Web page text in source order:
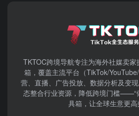
TKTOC跨境导航​专注为海外社媒卖
箱，覆盖主流平台（TikTok/
营、直播、广告投放、数据分析及变
态整合行业资源，降低跨境门槛——“
具箱，让全球生意更高